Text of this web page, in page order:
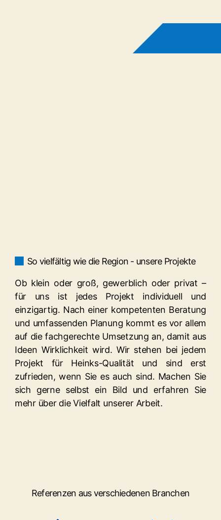
So vielfältig wie die Region - unsere Projekte
Ob klein oder groß, gewerblich oder privat –
für uns ist jedes Projekt individuell und
einzigartig. Nach einer kompetenten Beratung
und umfassenden Planung kommt es vor allem
auf die fachgerechte Umsetzung an, damit aus
Ideen Wirklichkeit wird. Wir stehen bei jedem
Projekt für Heinks-Qualität und sind erst
zufrieden, wenn Sie es auch sind. Machen Sie
sich gerne selbst ein Bild und erfahren Sie
mehr über die Vielfalt unserer Arbeit.
Referenzen aus verschiedenen Branchen